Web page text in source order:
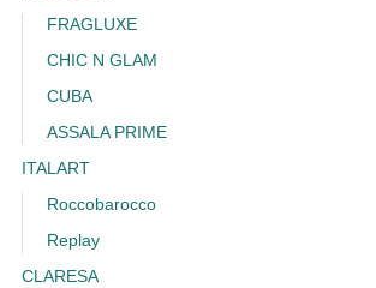
FRAGLUXE
CHIC N GLAM
CUBA
ASSALA PRIME
ITALART
Roccobarocco
Replay
CLARESA